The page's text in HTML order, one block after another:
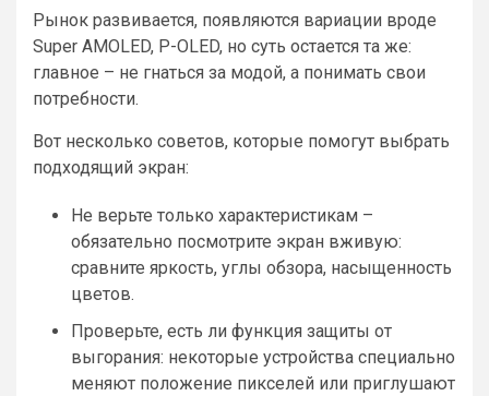
Рынок развивается, появляются вариации вроде
Super AMOLED, P-OLED, но суть остается та же:
главное – не гнаться за модой, а понимать свои
потребности.
Вот несколько советов, которые помогут выбрать
подходящий экран:
Не верьте только характеристикам –
обязательно посмотрите экран вживую:
сравните яркость, углы обзора, насыщенность
цветов.
Проверьте, есть ли функция защиты от
выгорания: некоторые устройства специально
меняют положение пикселей или приглушают